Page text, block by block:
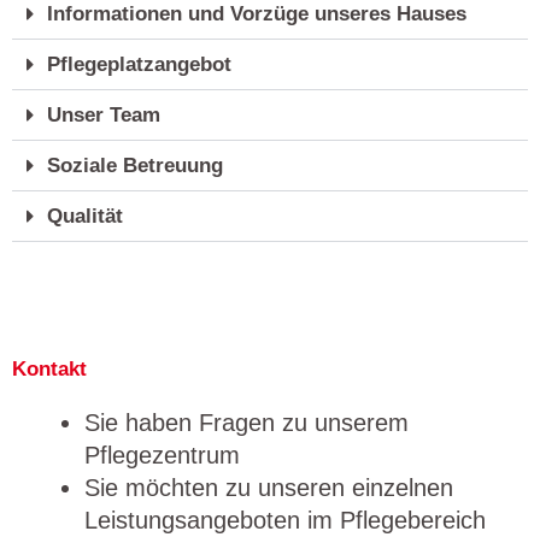
Informationen und Vorzüge unseres Hauses
Pflegeplatzangebot
Unser Team
Soziale Betreuung
Qualität
Kontakt
Sie haben Fragen zu unserem
Pflegezentrum
Sie möchten zu unseren einzelnen
Leistungsangeboten im Pflegebereich